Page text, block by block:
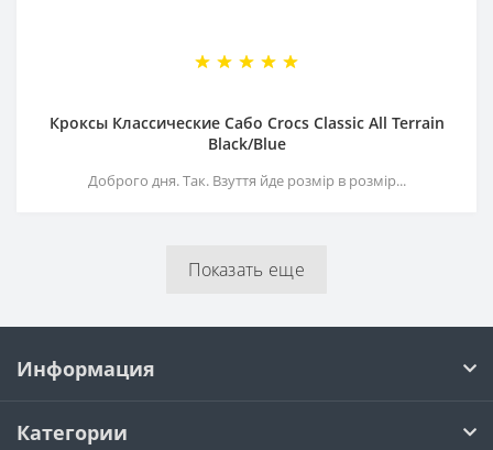
Кроксы Классические Сабо Crocs Classiс All Terrain
Black/Blue
Доброго дня. Так. Взуття йде розмір в розмір...
Показать еще
Информация
Категории